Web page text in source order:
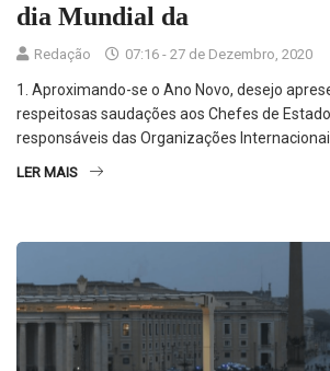
dia Mundial da
Redação 07:16 - 27 de Dezembro, 2020
1. Aproximando-se o Ano Novo, desejo
respeitosas saudações aos Chefes de
responsáveis das Organizações
LER MAIS